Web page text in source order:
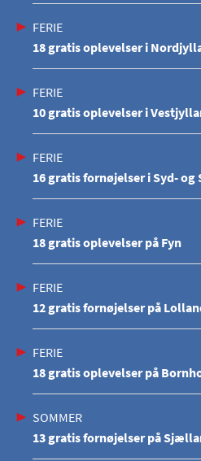
FERIE
18 gratis oplevelser i
FERIE
10 gratis oplevelser i
FERIE
16 gratis fornøjelser i Syd-
FERIE
18 gratis oplevelser på Fyn
FERIE
12 gratis fornøjelser på
FERIE
18 gratis oplevelser på
SOMMER
13 gratis fornøjelser på